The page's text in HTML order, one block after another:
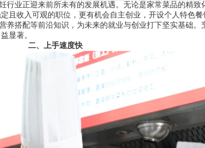
正迎来前所未有的发展机遇。无论是家常菜品的精致
收入可观的职位，更有机会自主创业，开设个人特色餐
搭配等前沿知识，为未来的就业与创业打下坚实基础。
显著。
二、上手速度快